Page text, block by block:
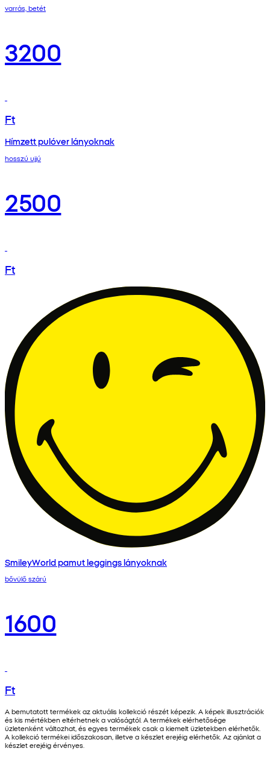
varrás, betét
3200
Ft
Hímzett pulóver lányoknak
hosszú ujjú
2500
Ft
SmileyWorld pamut leggings lányoknak
bővülő szárú
1600
Ft
A bemutatott termékek az aktuális kollekció részét képezik. A képek illusztrációk
és kis mértékben eltérhetnek a valóságtól. A termékek elérhetősége
üzletenként változhat, és egyes termékek csak a kiemelt üzletekben elérhetők.
A kollekció termékei időszakosan, illetve a készlet erejéig elérhetők. Az ajánlat a
készlet erejéig érvényes.